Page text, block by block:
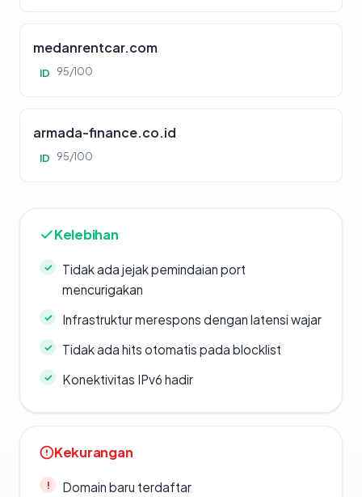
medanrentcar.com
ID 95/100
armada-finance.co.id
ID 95/100
Kelebihan
Tidak ada jejak pemindaian port
mencurigakan
Infrastruktur merespons dengan latensi wajar
Tidak ada hits otomatis pada blocklist
Konektivitas IPv6 hadir
Kekurangan
Domain baru terdaftar